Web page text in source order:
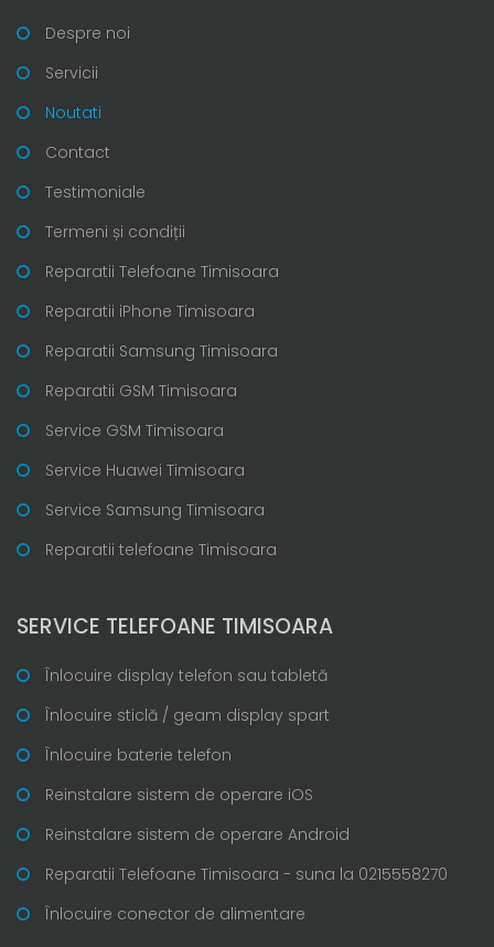
Despre noi
Servicii
Noutati
Contact
Testimoniale
Termeni și condiții
Reparatii Telefoane Timisoara
Reparatii iPhone Timisoara
Reparatii Samsung Timisoara
Reparatii GSM Timisoara
Service GSM Timisoara
Service Huawei Timisoara
Service Samsung Timisoara
Reparatii telefoane Timisoara
SERVICE TELEFOANE TIMISOARA
Înlocuire display telefon sau tabletă
Înlocuire sticlă / geam display spart
Înlocuire baterie telefon
Reinstalare sistem de operare iOS
Reinstalare sistem de operare Android
Reparatii Telefoane Timisoara - suna la 0215558270
Înlocuire conector de alimentare